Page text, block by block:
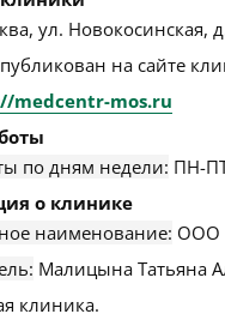
, ул. Новокосинская,
на сайте
medcentr-mos.ru
по дням недели: ПН-
о клинике
наименование: ООО
Малицына Татьяна
клиника.